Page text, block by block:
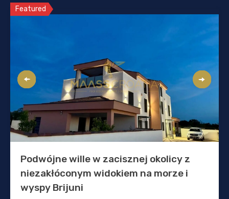
Featured
Podwójne wille w zacisznej okolicy z
niezakłóconym widokiem na morze i
wyspy Brijuni